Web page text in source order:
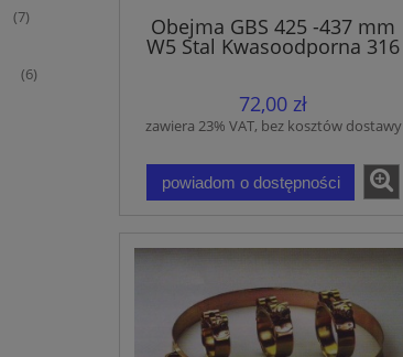
(7)
(6)
Obejma GBS 425 -437 mm
W5 Stal Kwasoodporna 316
72,00 zł
zawiera 23% VAT, bez kosztów dostawy
powiadom o dostępności